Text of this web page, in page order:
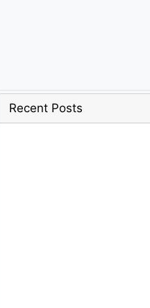
Recent Posts